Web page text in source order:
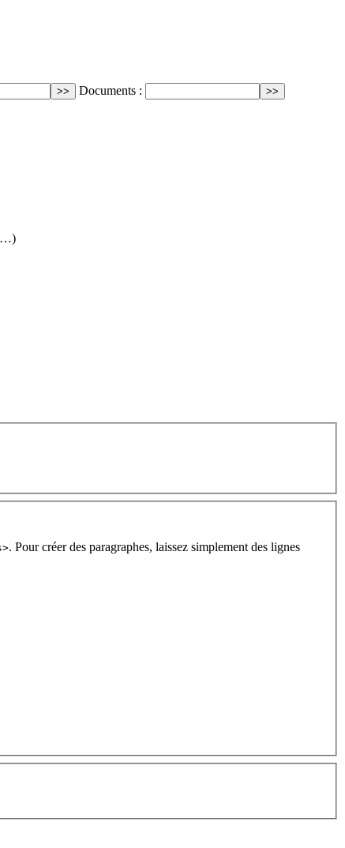
Documents :
. Pour créer des paragraphes, laissez simplement des lignes